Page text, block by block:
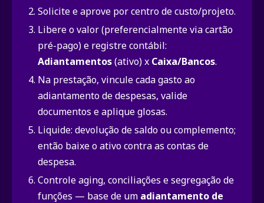
Solicite e aprove por centro de custo/projeto.
Libere o valor (preferencialmente via cartão
pré-pago) e registre contábil:
Adiantamentos(ativo) x Caixa/Bancos.
Na prestação, vincule cada gasto ao
adiantamento de despesas, valide
documentos e aplique glosas.
Liquide: devolução de saldo ou complemento;
então baixe o ativo contra as contas de
despesa.
Controle aging, conciliações e segregação de
funções — base de um adiantamento de